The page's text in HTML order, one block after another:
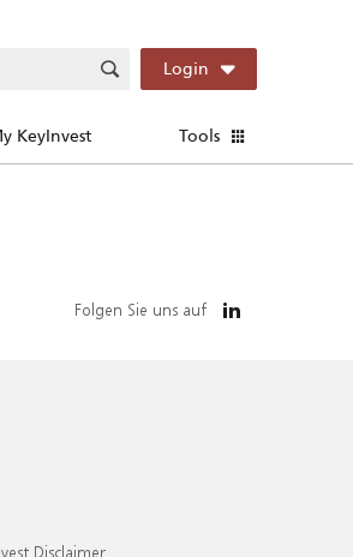
Login
KeyInvest Tools
Folgen Sie uns auf
Disclaimer